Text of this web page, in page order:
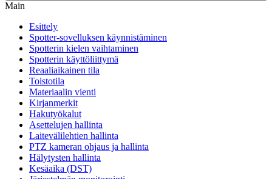
Main
Esittely
Spotter-sovelluksen käynnistäminen
Spotterin kielen vaihtaminen
Spotterin käyttöliittymä
Reaaliaikainen tila
Toistotila
Materiaalin vienti
Kirjanmerkit
Hakutyökalut
Asettelujen hallinta
Laitevälilehtien hallinta
PTZ kameran ohjaus ja hallinta
Hälytysten hallinta
Kesäaika (DST)